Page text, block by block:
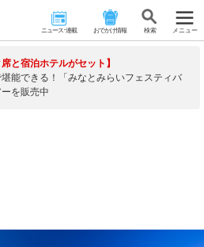
ニュース･連載 おでかけ情報 検 索 メニュー
席と宿泊ホテルがセット】
能できる！「みなとみらいフェスティバ
を販売中